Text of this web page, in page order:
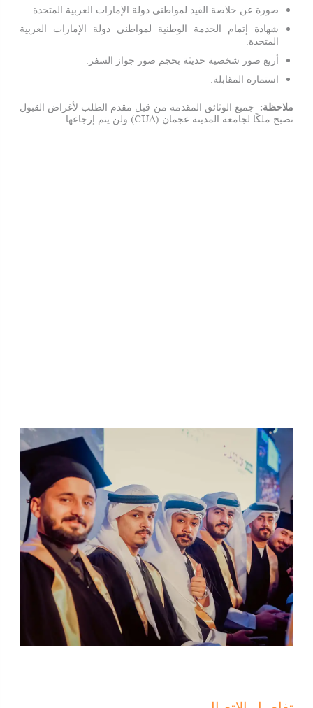
صورة عن خلاصة القيد لمواطني دولة الإمارات العربية المتحدة.
شهادة إتمام الخدمة الوطنية لمواطني دولة الإمارات العربية
المتحدة.
أربع صور شخصية حديثة بحجم صور جواز السفر.
استمارة المقابلة.
ملاحظة: جميع الوثائق المقدمة من قبل مقدم الطلب لأغراض القبول
تصبح ملكًا لجامعة المدينة عجمان (CUA) ولن يتم إرجاعها.